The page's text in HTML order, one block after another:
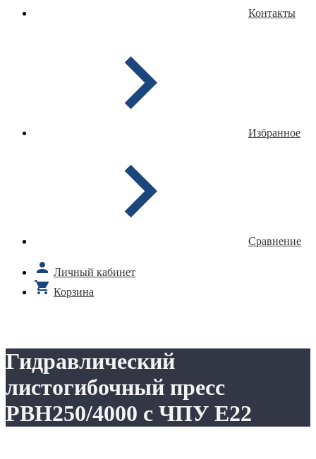
Контакты
Избранное
Сравнение
Личный кабинет
Корзина
Гидравлический
листогибочный пресс
PBH250/4000 с ЧПУ E22